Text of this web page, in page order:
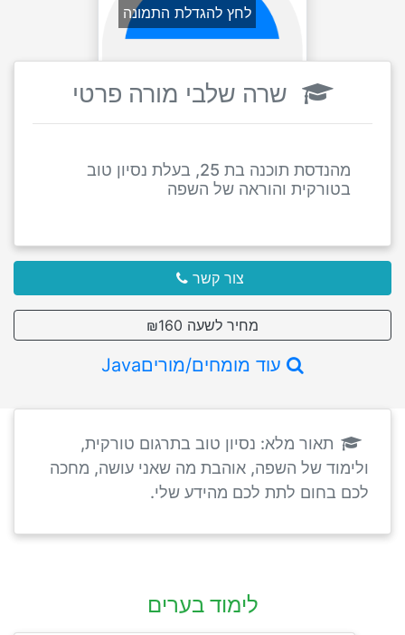
לחץ להגדלת התמונה
שרה שלבי מורה פרטי
מהנדסת תוכנה בת 25, בעלת נסיון טוב
בטורקית והוראה של השפה
צור קשר
מחיר לשעה ₪160
עוד מומחים/מוריםJava
תאור מלא: נסיון טוב בתרגום טורקית,
ולימוד של השפה, אוהבת מה שאני עושה, מחכה
לכם בחום לתת לכם מהידע שלי.
לימוד בערים